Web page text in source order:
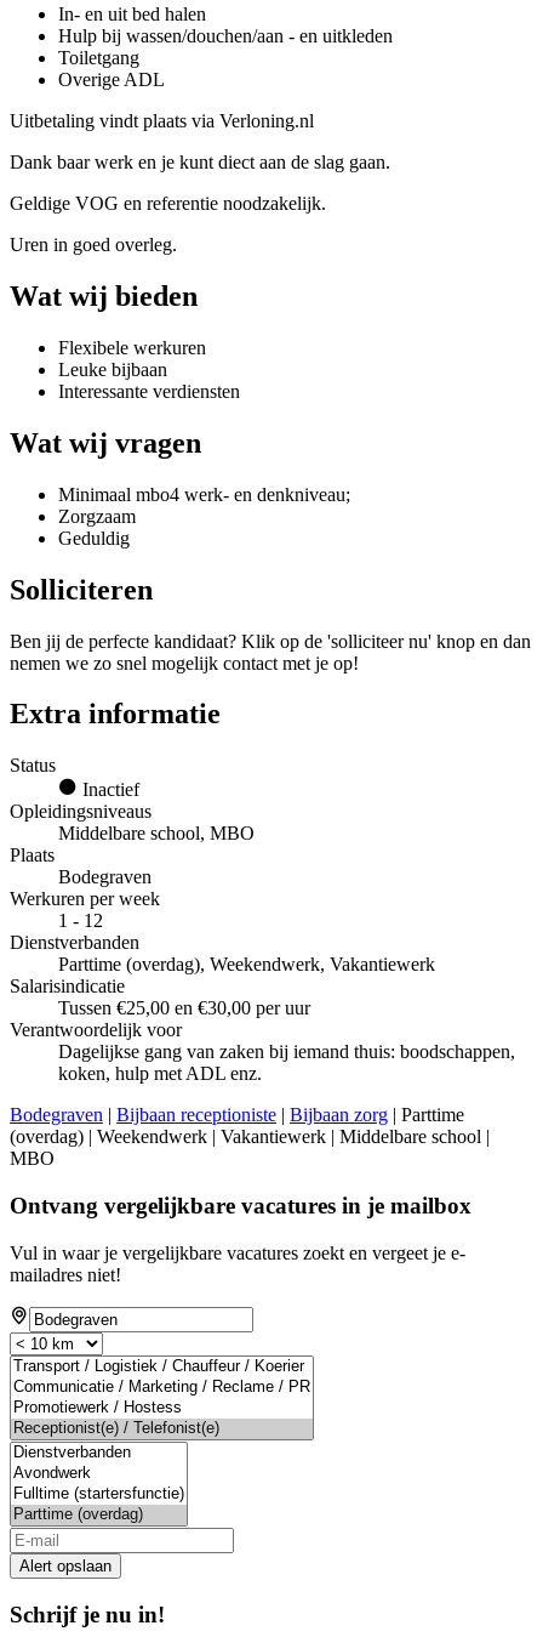
In- en uit bed halen
Hulp bij wassen/douchen/aan - en uitkleden
Toiletgang
Overige ADL
Uitbetaling vindt plaats via Verloning.nl
Dank baar werk en je kunt diect aan de slag gaan.
Geldige VOG en referentie noodzakelijk.
Uren in goed overleg.
Wat wij bieden
Flexibele werkuren
Leuke bijbaan
Interessante verdiensten
Wat wij vragen
Minimaal mbo4 werk- en denkniveau;
Zorgzaam
Geduldig
Solliciteren
Ben jij de perfecte kandidaat? Klik op de 'solliciteer nu' knop en dan
nemen we zo snel mogelijk contact met je op!
Extra informatie
Status
Inactief
Opleidingsniveaus
Middelbare school, MBO
Plaats
Bodegraven
Werkuren per week
1 - 12
Dienstverbanden
Parttime (overdag), Weekendwerk, Vakantiewerk
Salarisindicatie
Tussen €25,00 en €30,00 per uur
Verantwoordelijk voor
Dagelijkse gang van zaken bij iemand thuis: boodschappen,
koken, hulp met ADL enz.
Bodegraven | Bijbaan receptioniste | Bijbaan zorg | Parttime
(overdag) | Weekendwerk | Vakantiewerk | Middelbare school |
MBO
Ontvang vergelijkbare vacatures in je mailbox
Vul in waar je vergelijkbare vacatures zoekt en vergeet je e-
mailadres niet!
Alert opslaan
Schrijf je nu in!